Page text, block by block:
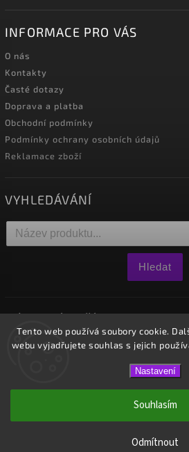
Tento web používá soubory cookie.
webu vyjadřujete souhlas s jejich
Nastavení
Odmítnout
Souhlasím
INFORMACE PRO VÁS
O nás
Kontakty
Časté dotazy
Doprava a platba
Obchodní podmínky
Podmínky ochrany osobních údajů
Reklamace zboží
VYHLEDÁVÁNÍ
Hledat
0ks / 0 Kč